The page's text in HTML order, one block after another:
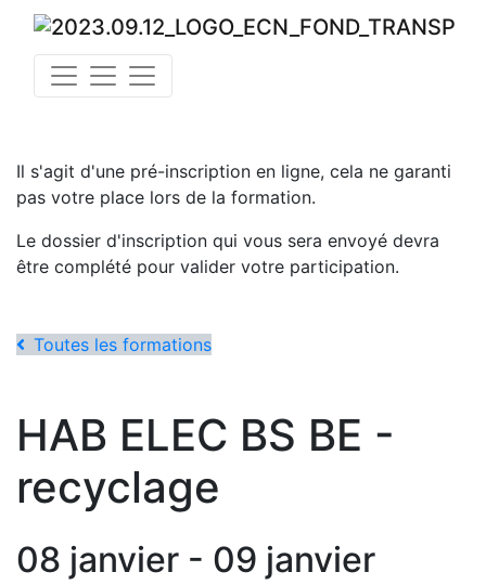
Il s'agit d'une pré-inscription en ligne, cela ne garanti
pas votre place lors de la formation.
Le dossier d'inscription qui vous sera envoyé devra
être complété pour valider votre participation.
Toutes les formations
HAB ELEC BS BE -
recyclage
08 janvier - 09 janvier